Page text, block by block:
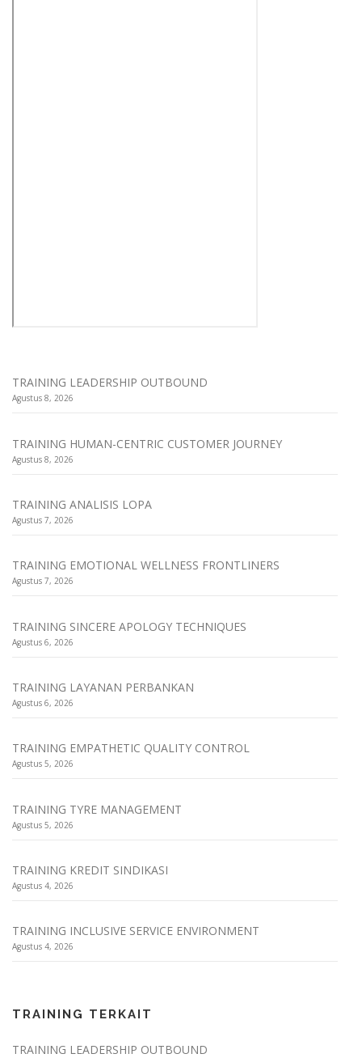
TRAINING LEADERSHIP OUTBOUND
Agustus 8, 2026
TRAINING HUMAN-CENTRIC CUSTOMER JOURNEY
Agustus 8, 2026
TRAINING ANALISIS LOPA
Agustus 7, 2026
TRAINING EMOTIONAL WELLNESS FRONTLINERS
Agustus 7, 2026
TRAINING SINCERE APOLOGY TECHNIQUES
Agustus 6, 2026
TRAINING LAYANAN PERBANKAN
Agustus 6, 2026
TRAINING EMPATHETIC QUALITY CONTROL
Agustus 5, 2026
TRAINING TYRE MANAGEMENT
Agustus 5, 2026
TRAINING KREDIT SINDIKASI
Agustus 4, 2026
TRAINING INCLUSIVE SERVICE ENVIRONMENT
Agustus 4, 2026
TRAINING TERKAIT
TRAINING LEADERSHIP OUTBOUND